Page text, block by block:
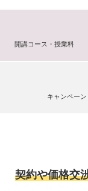
開講コース・授業料
キャンペーン
契約や価格交